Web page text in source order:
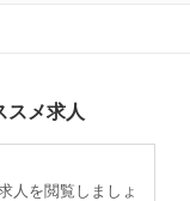
スメ求人
人を閲覧しましょ